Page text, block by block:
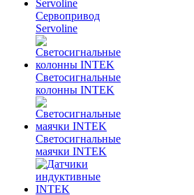
Сервопривод
Servoline
Светосигнальные
колонны INTEK
Светосигнальные
маячки INTEK